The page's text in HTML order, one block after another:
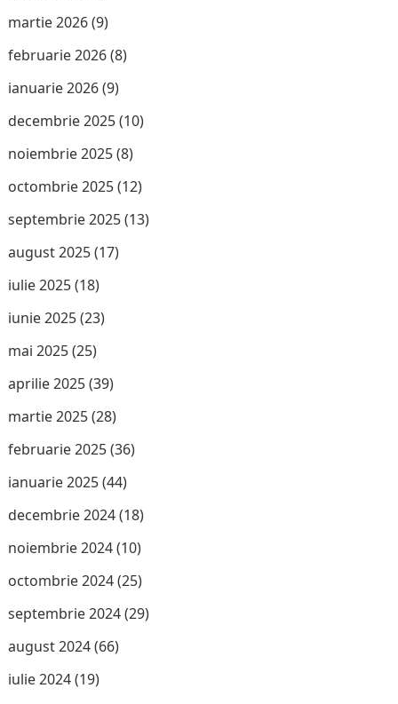
martie 2026(9)
februarie 2026(8)
ianuarie 2026(9)
decembrie 2025(10)
noiembrie 2025(8)
octombrie 2025(12)
septembrie 2025(13)
august 2025(17)
iulie 2025(18)
iunie 2025(23)
mai 2025(25)
aprilie 2025(39)
martie 2025(28)
februarie 2025(36)
ianuarie 2025(44)
decembrie 2024(18)
noiembrie 2024(10)
octombrie 2024(25)
septembrie 2024(29)
august 2024(66)
iulie 2024(19)